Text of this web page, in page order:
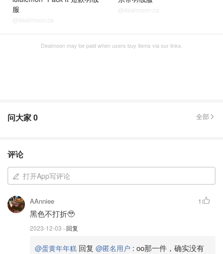
服
@dealmoon.ca
@dealmoon.ca
Dealmoon may be paid when users buy items via our links.
问大家0 全部
评论
打开App写评论
AAnniee
黑色不打折🥹
2023-12-03 · 回复
1
@蛋黄年年糕 回复 @匿名用户 : oo那一件，确实没有